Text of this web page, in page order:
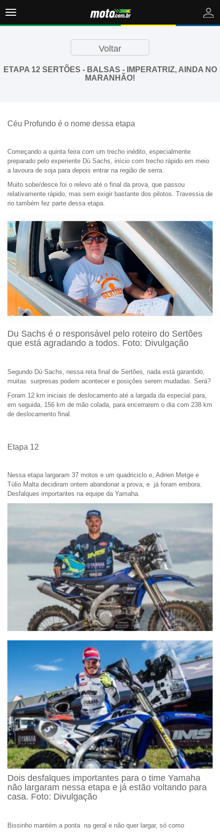
Toggle
navigation
Voltar
ETAPA 12 SERTÕES - BALSAS - IMPERATRIZ, AINDA NO
MARANHÃO!
Céu Profundo é o nome dessa etapa
Começando a quinta feira com um trecho inédito, especialmente
preparado pelo experiente Dú Sachs, início com trecho rápido em meio
a lavoura de soja para depois entrar na região de serra.
Muito sobe/desce foi o relevo até o final da prova, que passou
relativamente rápido, mas sem exigir bastante dos pilotos. Travessia de
rio também fez parte dessa etapa.
Du Sachs é o responsável pelo roteiro do Sertões
que está agradando a todos. Foto: Divulgação
Segundo Dú Sachs, nessa reta final de Sertões, nada está garantido,
muitas surpresas podem acontecer e posições serem mudadas. Será?
Foram 12 km iniciais de deslocamento até a largada da especial para,
em seguida, 156 km de mão colada, para encerrarem o dia com 238 km
de deslocamento final.
Etapa 12
Nessa etapa largaram 37 motos e um quadriciclo e, Adrien Metge e
Túlio Malta decidiram ontem abandonar a prova, e já foram embora.
Desfalques importantes na equipe da Yamaha.
Dois desfalques importantes para o time Yamaha
não largaram nessa etapa e já estão voltando para
casa. Foto: Divulgação
Bissinho mantém a ponta na geral e não quer largar, só como